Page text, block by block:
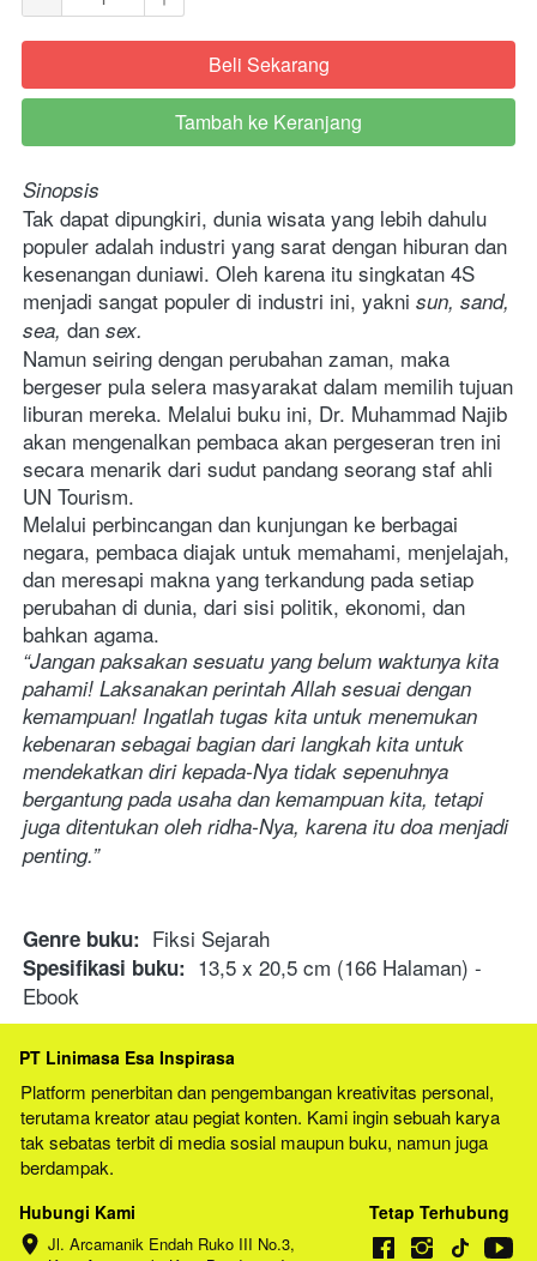
`Beli Sekarang
`
Tambah ke Keranjang
Sinopsis
Tak dapat dipungkiri, dunia wisata yang lebih dahulu
populer adalah industri yang sarat dengan hiburan dan
kesenangan duniawi. Oleh karena itu singkatan 4S
menjadi sangat populer di industri ini, yakni sun, sand,
sea, dan sex.
Namun seiring dengan perubahan zaman, maka
bergeser pula selera masyarakat dalam memilih tujuan
liburan mereka. Melalui buku ini, Dr. Muhammad Najib
akan mengenalkan pembaca akan pergeseran tren ini
secara menarik dari sudut pandang seorang staf ahli
UN Tourism.
Melalui perbincangan dan kunjungan ke berbagai
negara, pembaca diajak untuk memahami, menjelajah,
dan meresapi makna yang terkandung pada setiap
perubahan di dunia, dari sisi politik, ekonomi, dan
bahkan agama.
“Jangan paksakan sesuatu yang belum waktunya kita
pahami! Laksanakan perintah Allah sesuai dengan
kemampuan! Ingatlah tugas kita untuk menemukan
kebenaran sebagai bagian dari langkah kita untuk
mendekatkan diri kepada-Nya tidak sepenuhnya
bergantung pada usaha dan kemampuan kita, tetapi
juga ditentukan oleh ridha-Nya, karena itu doa menjadi
penting.”
Genre buku:
  Fiksi Sejarah
Spesifikasi buku:
  13,5 x 20,5 cm (166 Halaman) -
Ebook
PT Linimasa Esa Inspirasa
Platform penerbitan dan pengembangan kreativitas personal,
terutama kreator atau pegiat konten. Kami ingin sebuah karya
tak sebatas terbit di media sosial maupun buku, namun juga
berdampak.
Hubungi Kami
Jl. Arcamanik Endah Ruko III No.3,
Tetap Terhubung